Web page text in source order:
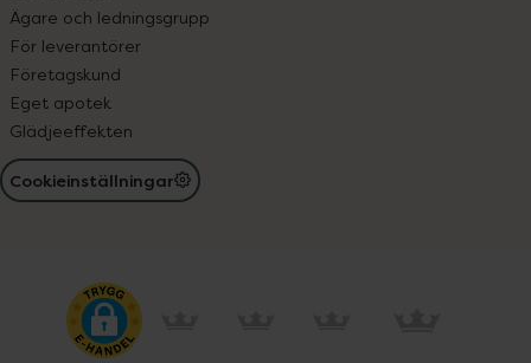
Ägare och ledningsgrupp
För leverantörer
Företagskund
Eget apotek
Glädjeeffekten
Cookieinställningar